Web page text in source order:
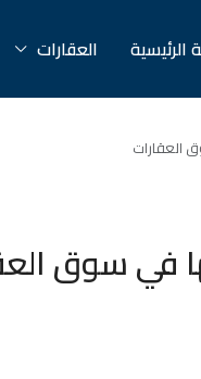
العقارات
العقارات
في سوق